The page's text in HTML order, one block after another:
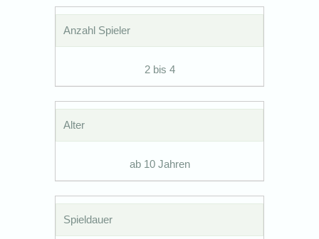
Anzahl Spieler
2 bis 4
Alter
ab 10 Jahren
Spieldauer